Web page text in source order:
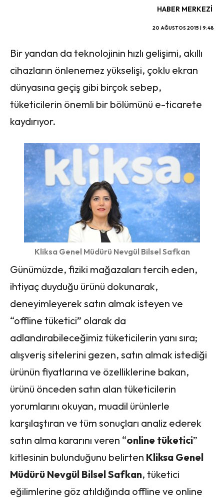
HABER MERKEZI
20 AĞUSTOS 2015 | 9:48
Bir yandan da teknolojinin hızlı gelişimi, akıllı
cihazların önlenemez yükselişi, çoklu ekran
dünyasına geçiş gibi birçok sebep,
tüketicilerin önemli bir bölümünü e-ticarete
kaydırıyor.
Kliksa Genel Müdürü Nevgül Bilsel Safkan
Günümüzde, fiziki mağazaları tercih eden,
ihtiyaç duyduğu ürünü dokunarak,
deneyimleyerek satın almak isteyen ve
“offline tüketici” olarak da
adlandırabileceğimiz tüketicilerin yanı sıra;
alışveriş sitelerini gezen, satın almak istediği
ürünün fiyatlarına ve özelliklerine bakan,
ürünü önceden satın alan tüketicilerin
yorumlarını okuyan, muadil ürünlerle
karşılaştıran ve tüm sonuçları analiz ederek
satın alma kararını veren “online tüketici”
kitlesinin bulunduğunu belirten Kliksa Genel
Müdürü Nevgül Bilsel Safkan, tüketici
eğilimlerine göz atıldığında offline ve online